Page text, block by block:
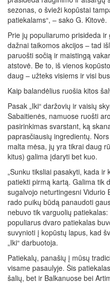
sezonas, o švieži kopūstai
patiekalams“, – sako G. Kitovė.
Prie jų populiarumo prisideda
dažnai taikomos akcijos – tad
paruošti sočią ir maistingą
atstovė. Be to, iš vienos
daug – užteks visiems ir visi
Kaip balandėlius ruošia kitos
Pasak „Iki“ daržovių ir vaisių
Sabaitienės, namuose ruošti
pasirinkimas svarstant, ką
paprasčiausių ingredientų.
malta mėsa, jų yra tikrai daug
kitus) galima įdaryti bet kuo.
„Sunku tiksliai pasakyti, kada ir
patiekti pirmą kartą. Galima tik
sugalvojo neturtingesni Vidurio
rado puikų būdą panaudoti
nebuvo tik varguolių
populiarus dvaro patiekalas
suvynioti į kopūstų lapus, kad
„Iki“ darbuotoja.
Patiekalų, panašių į mūsų
visame pasaulyje. Šis
šalių, bet ir Balkanuose bei